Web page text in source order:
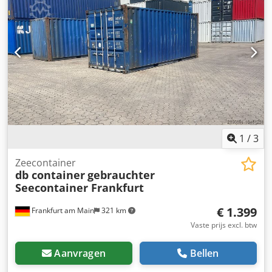
individuele aanpassingen aan om aan specifieke eisen te
voldoen, zoals stellingsystemen of extra ventilatie.
Vertrouw op onze nieuwe 20-voet opslagcontainer voor de
veilige en efficiënte opslag van uw goederen!
vorkheftruck van Jungheinrich Type EFG 425 K Bouwjaar
2011 Bezichtiging is altijd mogelijk op afspraak. - - - - - - - -
- - - - - - - - - - - - - - - - - - - - - - - - - - - - - - - - #Tags:
Jungheinrich | EFG 425 K | EFG425
1 /3
Frankfurt am Main 321 km
Zeecontainer
db containergebrauchter
Seecontainer Frankfurt
€ 1.399
Vaste prijs excl. btw
Aanvragen Bellen